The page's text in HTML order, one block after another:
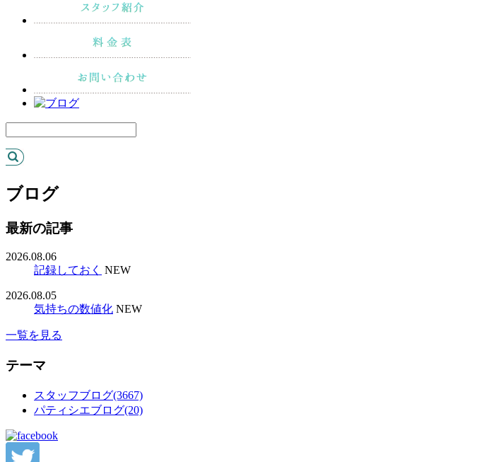
ブログ
最新の記事
2026.08.06
記録しておく NEW
2026.08.05
気持ちの数値化 NEW
一覧を見る
テーマ
スタッフブログ(3667)
パティシエブログ(20)